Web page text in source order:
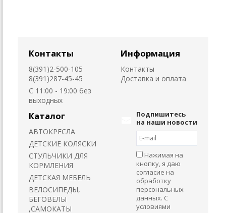
Контакты
8(391)2-500-105
8(391)287-45-45
C 11:00 - 19:00 без
выходных
Информация
Контакты
Доставка и оплата
Каталог
АВТОКРЕСЛА
ДЕТСКИЕ КОЛЯСКИ
CТУЛЬЧИКИ ДЛЯ
КОРМЛЕНИЯ
ДЕТСКАЯ МЕБЕЛЬ
ВЕЛОСИПЕДЫ,
БЕГОВЕЛЫ
,САМОКАТЫ
Подпишитесь
на наши новости
Нажимая на
кнопку, я даю
согласие на
обработку
персональных
данных. С
условиями